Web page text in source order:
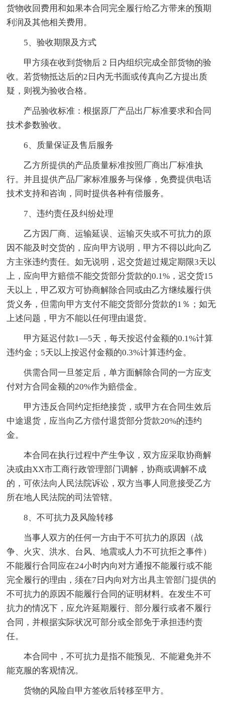
货物收回费用和如果本合同完全履行给乙方带来的预期
利润及其他相关费用。
5、验收期限及方式
甲方须在收到货物后 2 日内组织完成全部货物的验
收。若货物抵达后的2日内无书面或传真向乙方提出质
疑，则视为验收合格。
产品验收标准：根据原厂产品出厂标准要求和合同
技术参数验收。
6、质量保证及售后服务
乙方所提供的产品质量标准按照厂商出厂标准执
行。并且提供产品厂家标准服务与保修，免费提供电话
技术支持和咨询，同时提供各种有偿服务。
7、违约责任及纠纷处理
乙方因厂商、运输延误、运输灭失或不可抗力的原
因不能及时交货的，应向甲方说明，甲方不得以此向乙
方主张违约责任。如无说明，迟交货超过规定期限3天以
上，应向甲方赔偿不能交货部分货款的0.1%，迟交货15
天以上，甲乙双方可协商解除合同或由乙方继续履行供
货义务，但需向甲方支付不能交货部分货款的1％；如无
上述问题，甲方不能以任何理由退货。
甲方延迟付款1—5天，每天按迟付金额的0.1%计算
违约金；5天以上按迟付金额的0.3%计算违约金。
供需合同一旦签定后，单方面解除合同的一方应支
付对方合同金额的20%作为赔偿金。
甲方违反合同约定拒绝接货，或甲方在合同生效后
中途退货，应当向乙方偿付退货部分货款20%的违约
金。
本合同在执行过程中产生争议，双方应采取协商解
决或由XX市工商行政管理部门调解，协商或调解不成
的，可依法向人民法院诉讼，双方当事人同意接受乙方
所在地人民法院的司法管辖。
8、不可抗力及风险转移
当事人双方的任何一方由于不可抗力的原因（战
争、火灾、洪水、台风、地震或人力不可抗拒之事件）
不能履行合同应在24小时内向对方通报不能履行或不能
完全履行的理由，须在7日内向对方出具主管部门提供的
不可抗力的原因不能履行合同的证明材料。在发生不可
抗力的情况下，应允许延期履行、部分履行或者不履行
合同，并根据实际状况可部分或全部免于承担违约责
任。
本合同中，不可抗力是指不能预见、不能避免并不
能克服的客观情况。
货物的风险自甲方签收后转移至甲方。